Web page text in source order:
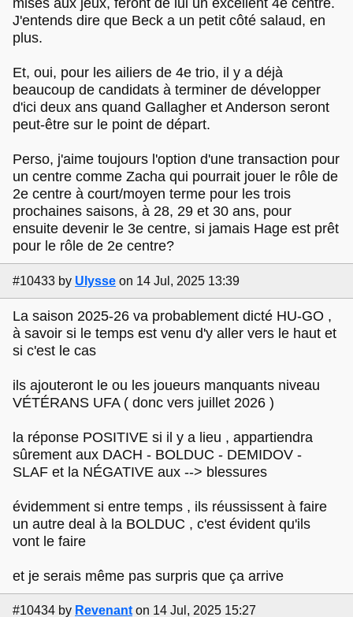
mises aux jeux, feront de lui un excellent 4e centre.
J'entends dire que Beck a un petit côté salaud, en
plus.
Et, oui, pour les ailiers de 4e trio, il y a déjà
beaucoup de candidats à terminer de développer
d'ici deux ans quand Gallagher et Anderson seront
peut-être sur le point de départ.
Perso, j'aime toujours l'option d'une transaction pour
un centre comme Zacha qui pourrait jouer le rôle de
2e centre à court/moyen terme pour les trois
prochaines saisons, à 28, 29 et 30 ans, pour
ensuite devenir le 3e centre, si jamais Hage est prêt
pour le rôle de 2e centre?
#10433 by Ulysse on 14 Jul, 2025 13:39
La saison 2025-26 va probablement dicté HU-GO ,
à savoir si le temps est venu d'y aller vers le haut et
si c'est le cas
ils ajouteront le ou les joueurs manquants niveau
VÉTÉRANS UFA ( donc vers juillet 2026 )
la réponse POSITIVE si il y a lieu , appartiendra
sûrement aux DACH - BOLDUC - DEMIDOV -
SLAF et la NÉGATIVE aux --> blessures
évidemment si entre temps , ils réussissent à faire
un autre deal à la BOLDUC , c'est évident qu'ils
vont le faire
et je serais même pas surpris que ça arrive
#10434 by Revenant on 14 Jul, 2025 15:27